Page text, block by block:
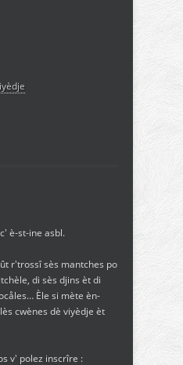
è-st-ine asbl.
r'trossî sès mantches po
di sès djins èt di
Èle si mète èn-
cwènes dè viyèdje èt
v' polez inscrîre :